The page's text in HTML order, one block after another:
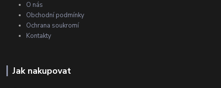
O nás
Obchodní podmínky
Ochrana soukromí
Kontakty
Jak nakupovat